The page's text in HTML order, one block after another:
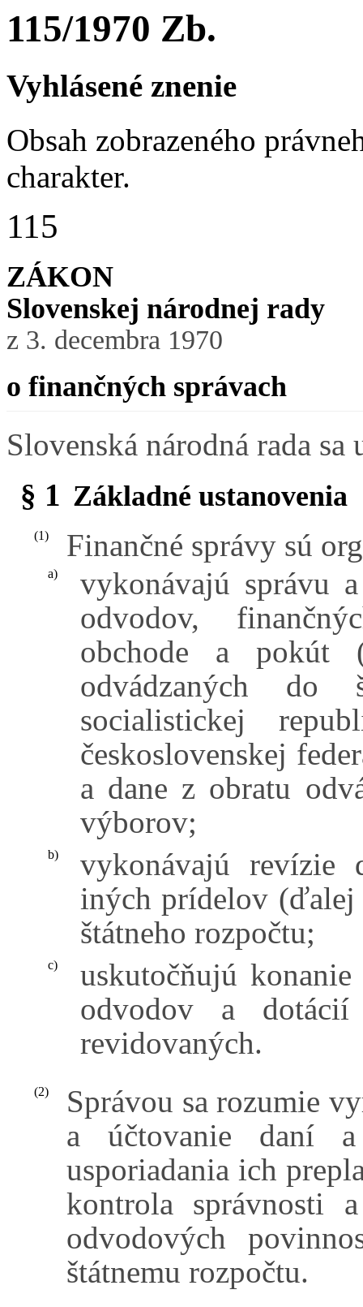
115/1970 Zb.
Vyhlásené znenie
Obsah zobrazeného
charakter.
115
ZÁKON
Slovenskej národnej rady
z 3. decembra 1970
o finančných správach
Slovenská národná rada
§ 1 Základné ustanovenia
(1) Finančné správy sú
a)
vykonávajú správu
odvodov,
obchode a pokút
odvádzaných do
socialistickej
československej
a dane z obratu
výborov;
b)
vykonávajú revízie
iných prídelov (ďalej
štátneho rozpočtu;
c)
uskutočňujú
odvodov a dotácií
revidovaných.
(2)
Správou sa rozumie
a účtovanie daní a
usporiadania ich
kontrola správnosti
odvodových
štátnemu rozpočtu.